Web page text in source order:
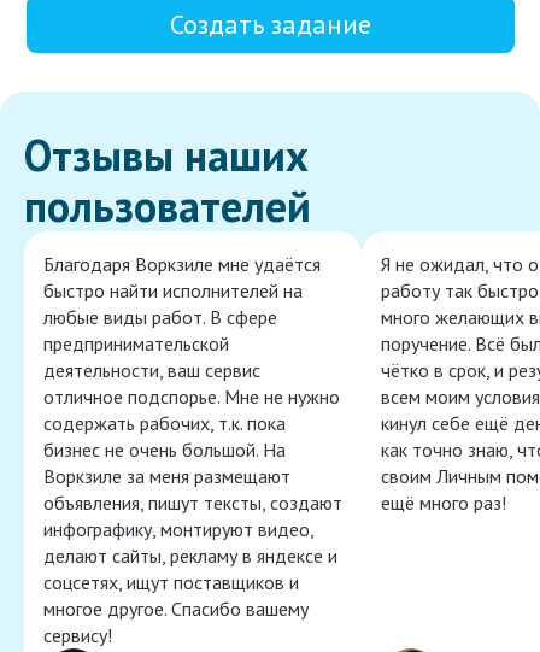
Создать задание
Отзывы наших
пользователей
Благодаря Воркзиле мне удаётся
быстро найти исполнителей на
любые виды работ. В сфере
предпринимательской
деятельности, ваш сервис
отличное подспорье. Мне не нужно
содержать рабочих, т.к. пока
бизнес не очень большой. На
Воркзиле за меня размещают
объявления, пишут тексты, создают
инфографику, монтируют видео,
делают сайты, рекламу в яндексе и
соцсетях, ищут поставщиков и
многое другое. Спасибо вашему
сервису!
Я не ожидал, что
работу так
много желающих
поручение. Всё
чётко в срок, и
всем моим
кинул себе ещё
как точно знаю,
своим Личным
ещё много раз!